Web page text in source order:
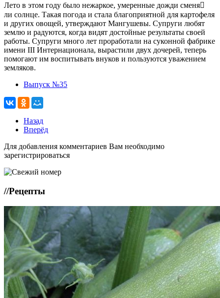
Лето в этом году было нежаркое, умеренные дожди сменя
ли солнце. Такая погода и стала благоприятной для картофеля
и других овощей, утверждают Мангушевы. Супруги любят
землю и радуются, когда видят достойные результаты своей
работы. Супруги много лет проработали на суконной фабрике
имени III Интернационала, вырастили двух дочерей, теперь
помогают им воспитывать внуков и пользуются уважением
земляков.
Выпуск №35
Назад
Вперёд
Для добавления комментариев Вам необходимо
зарегистрироваться
//Рецепты